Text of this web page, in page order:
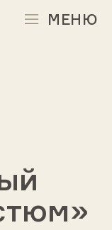
МЕНЮ